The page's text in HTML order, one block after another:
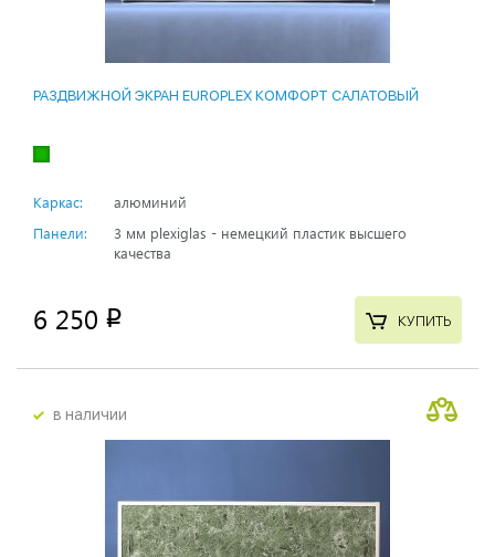
РАЗДВИЖНОЙ ЭКРАН EUROPLEX КОМФОРТ САЛАТОВЫЙ
Каркас:
алюминий
Панели:
3 мм plexiglas - немецкий пластик высшего
качества
6 250 p КУПИТЬ
в наличии